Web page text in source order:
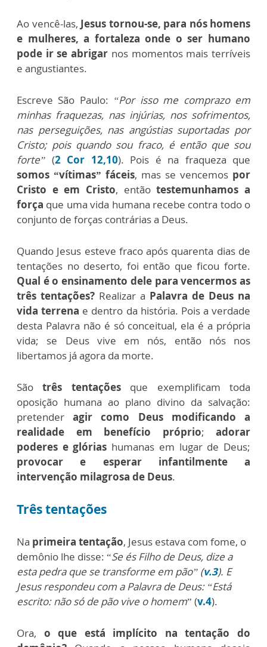
Ao vencê-las, Jesus tornou-se, para nós homens
e mulheres, a fortaleza onde o ser humano
pode ir se abrigar nos momentos mais terríveis
e angustiantes.
Escreve São Paulo: “Por isso me comprazo em
minhas fraquezas, nas injúrias, nos sofrimentos,
nas perseguições, nas angústias suportadas por
Cristo; pois quando sou fraco, é então que sou
forte” (2 Cor 12,10). Pois é na fraqueza que
somos “vítimas” fáceis, mas se vencemos por
Cristo e em Cristo, entãotestemunhamos a
força que uma vida humana recebe contra todo o
conjunto de forças contrárias a Deus.
Quando Jesus esteve fraco após quarenta dias de
tentações no deserto, foi então que ficou forte.
Qual é o ensinamento dele para vencermos as
três tentações? Realizar a Palavra de Deus na
vida terrena e dentro da história. Pois a verdade
desta Palavra não é só conceitual, ela é a própria
vida; se Deus vive em nós, então nós nos
libertamos já agora da morte.
Sãotrês tentaçõesque exemplificam toda
oposição humana ao plano divino da salvação:
pretender agir como Deus modificando a
realidade em benefício próprio; adorar
poderes e glórias humanas em lugar de Deus;
provocar e esperar infantilmente a
intervenção milagrosa de Deus.
Três tentações
Na primeira tentação, Jesus estava com fome, o
demônio lhe disse: “Se és Filho de Deus, dize a
esta pedra que se transforme em pão” (v.3). E
Jesus respondeu com a Palavra de Deus: “Está
escrito: não só de pão vive o homem” (v.4).
Ora, o que está implícito na tentação do